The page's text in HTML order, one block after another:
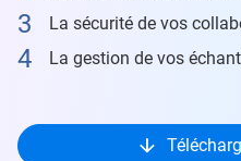
La sécurité de vos
La gestion de vos